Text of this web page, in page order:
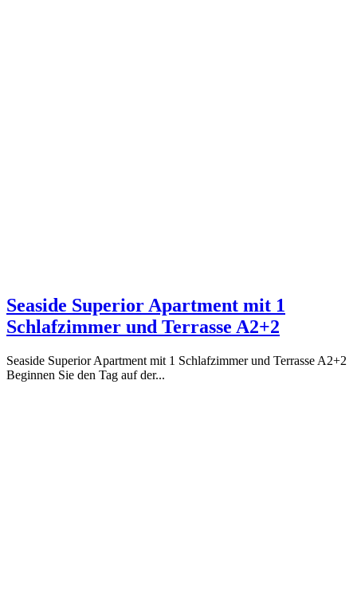
Seaside Superior Apartment mit 1
Schlafzimmer und Terrasse A2+2
Seaside Superior Apartment mit 1 Schlafzimmer und Terrasse A2+2
Beginnen Sie den Tag auf der...